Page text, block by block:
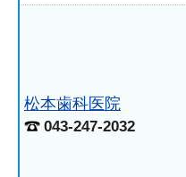
松本歯科医院
043-247-2032